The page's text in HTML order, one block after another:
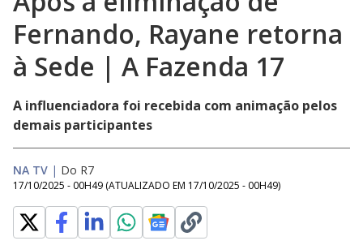
Fernando, Rayane retorna
à Sede | A Fazenda 17
A influenciadora foi recebida com animação pelos
demais participantes
NA TV | Do R7
17/10/2025 - 00H49 (ATUALIZADO EM 17/10/2025 - 00H49)